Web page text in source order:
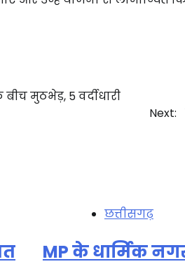
मुठभेड़, 5 वर्दीधारी
Next:
छत्तीसगढ़
MP के धार्मिक